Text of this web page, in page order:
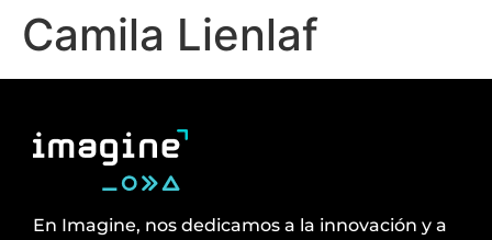
Camila Lienlaf
En Imagine, nos dedicamos a la innovación y a